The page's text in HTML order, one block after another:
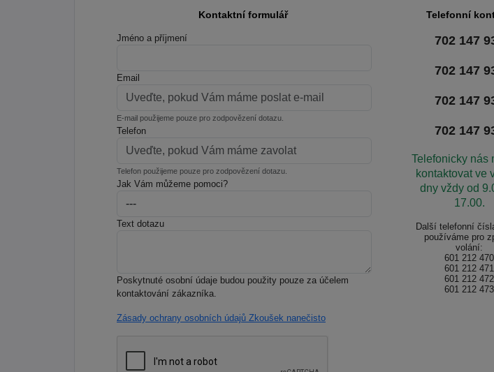
Kontaktní formulář
Jméno a příjmení
Email
E-mail použijeme pouze pro zodpovězení dotazu.
Telefon
Telefon použijeme pouze pro zodpovězení dotazu.
Jak Vám můžeme pomoci?
Text dotazu
Poskytnuté osobní údaje budou použity pouze za účelem
kontaktování zákazníka.
Zásady ochrany osobních údajů Zkoušek nanečisto
Telefonní
702 147
702 147
702 147
702 147
Telefonicky nás
kontaktovat ve
dny vždy od
17.00.
Další telefonní
používáme pro
volání:
601 212 470
601 212 471
601 212 472
601 212 473